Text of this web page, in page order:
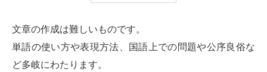
文章の作成は難しいものです。
単語の使い方や表現方法、国語上での問題や公序良俗な
ど多岐にわたります。